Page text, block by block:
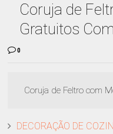
Coruja de
Gratuitos
0
Coruja de Feltro com
DECORAÇÃO DE